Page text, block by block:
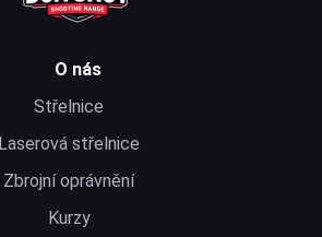
O nás
Střelnice
Laserová střelnice
Zbrojní oprávnění
Kurzy